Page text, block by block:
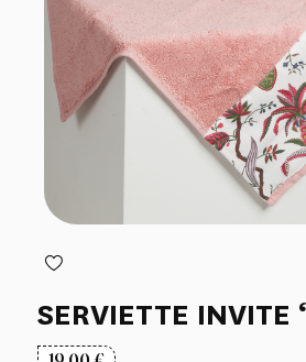
SERVIETTE INVITE